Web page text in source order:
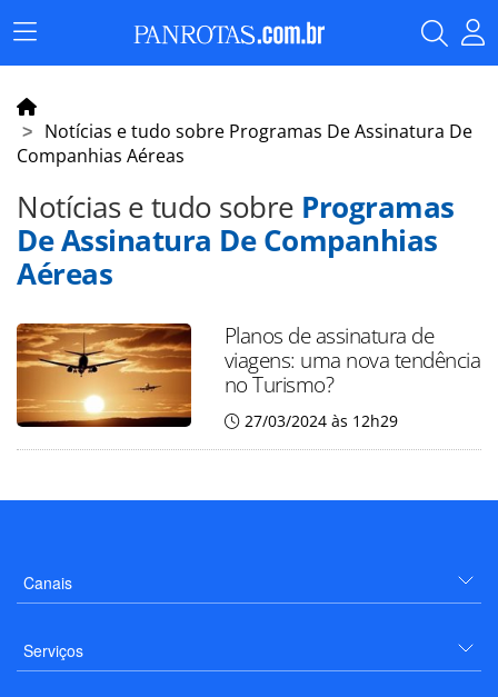
Menu
Principal
Notícias e tudo sobre Programas De Assinatura De
Companhias Aéreas
Notícias e tudo sobre Programas
De Assinatura De Companhias
Aéreas
Planos de assinatura de
viagens: uma nova tendência
no Turismo?
27/03/2024 às 12h29
Canais
Serviços